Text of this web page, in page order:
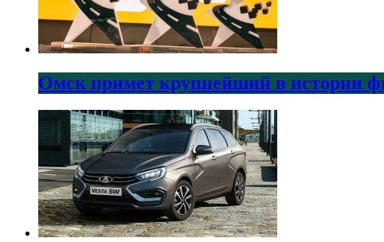
Омск примет крупнейший в истории